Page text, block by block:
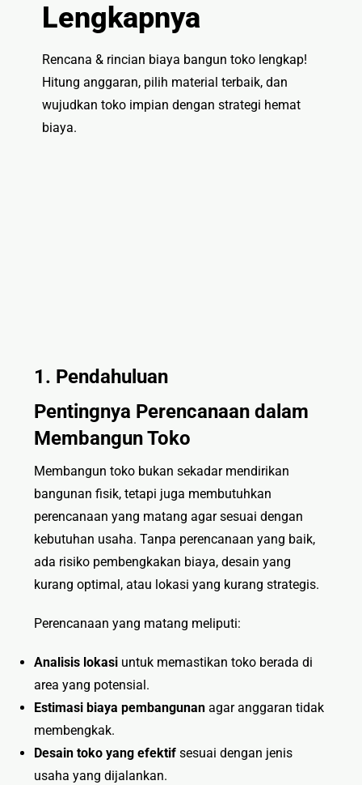
🏚
Bangunan
Eksterior
🏷 Papan
Nama
Lengkapnya
Rencana & rincian biaya bangun toko lengkap!
Hitung anggaran, pilih material terbaik, dan
wujudkan toko impian dengan strategi hemat
biaya.
1. Pendahuluan
Pentingnya Perencanaan dalam
Membangun Toko
Membangun toko bukan sekadar mendirikan
bangunan fisik, tetapi juga membutuhkan
perencanaan yang matang agar sesuai dengan
kebutuhan usaha. Tanpa perencanaan yang baik,
ada risiko pembengkakan biaya, desain yang
kurang optimal, atau lokasi yang kurang strategis.
Perencanaan yang matang meliputi:
Analisis lokasi untuk memastikan toko berada di
area yang potensial.
Estimasi biaya pembangunan agar anggaran tidak
membengkak.
Desain toko yang efektif sesuai dengan jenis
usaha yang dijalankan.